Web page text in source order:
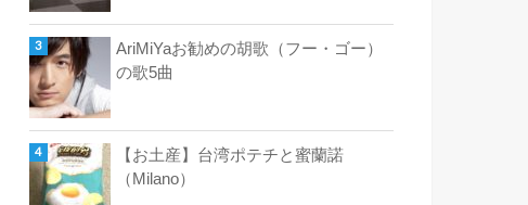
AriMiYaお勧めの胡歌（フー・ゴー）
の歌5曲
【お土産】台湾ポテチと蜜蘭諾
（Milano）